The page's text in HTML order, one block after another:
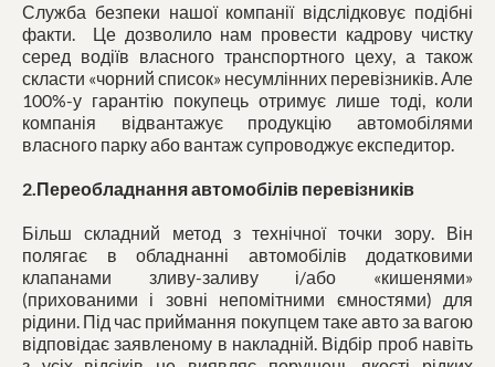
Служба безпеки нашої компанії відслідковує подібні
факти. Це дозволило нам провести кадрову чистку
серед водіїв власного транспортного цеху, а також
скласти «чорний список» несумлінних перевізників. Але
100%-у гарантію покупець отримує лише тоді, коли
компанія відвантажує продукцію автомобілями
власного парку або вантаж супроводжує експедитор.
2.Переобладнання автомобілів перевізників
Більш складний метод з технічної точки зору. Він
полягає в обладнанні автомобілів додатковими
клапанами зливу-заливу і/або «кишенями»
(прихованими і зовні непомітними ємностями) для
рідини. Під час приймання покупцем таке авто за вагою
відповідає заявленому в накладній. Відбір проб навіть